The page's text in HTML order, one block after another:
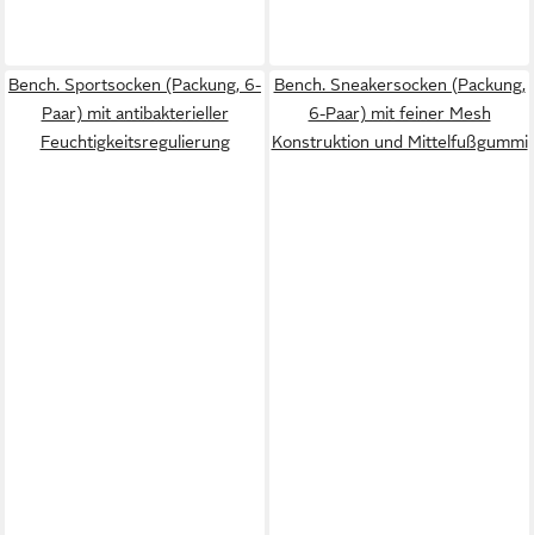
Bench. Sportsocken (Packung, 6-
Paar) mit antibakterieller
Feuchtigkeitsregulierung
Bench. Sneakersocken (Packung,
6-Paar) mit feiner Mesh
Konstruktion und Mittelfußgummi